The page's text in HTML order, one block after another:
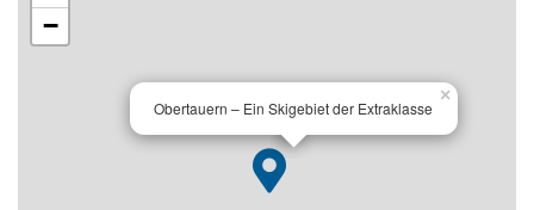
Obertauern – Ein Skigebiet der Extraklasse
×
−